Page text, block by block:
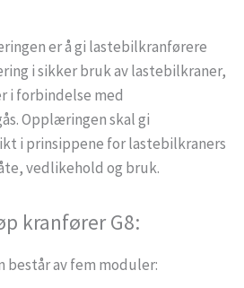
er å gi lastebilkranførere
i sikker bruk av lastebilkraner,
i forbindelse med
Opplæringen skal gi
i prinsippene for lastebilkraners
vedlikehold og bruk.
kranfører G8:
av fem moduler: